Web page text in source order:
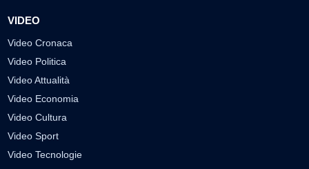
VIDEO
Video Cronaca
Video Politica
Video Attualità
Video Economia
Video Cultura
Video Sport
Video Tecnologie